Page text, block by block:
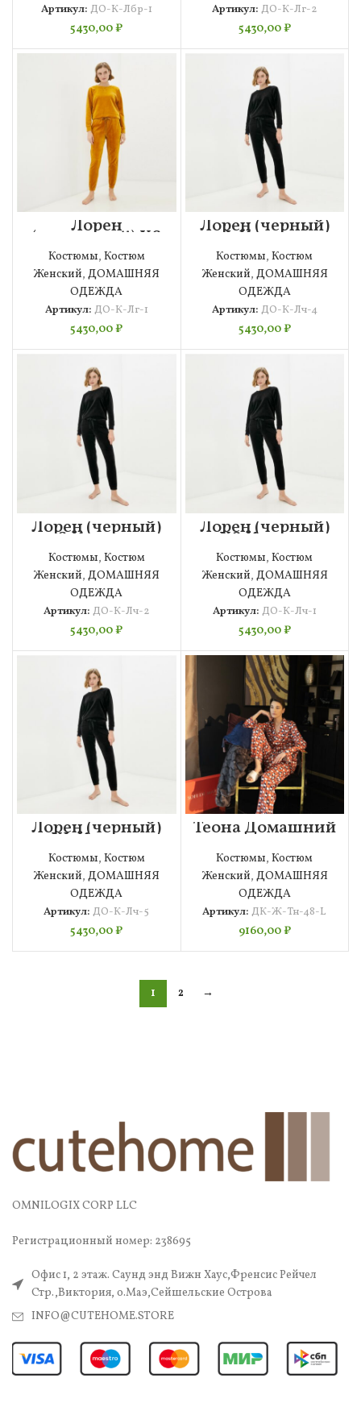
Артикул: ДО-К-Лбр-1
5430,00₽
Артикул: ДО-К-Лг-2
5430,00₽
Лорен
(горчичный) XS
Костюм
велюровый
Костюмы, Костюм
Женский,ДОМАШНЯЯ
ОДЕЖДА
Артикул: ДО-К-Лг-1
5430,00₽
Лорен (черный)
L Костюм
велюровый
Костюмы,Костюм
Женский, ДОМАШНЯЯ
ОДЕЖДА
Артикул: ДО-К-Лч-4
5430,00₽
Лорен (черный)
S Костюм
велюровый
Костюмы, Костюм
Женский,ДОМАШНЯЯ
ОДЕЖДА
Артикул: ДО-К-Лч-2
5430,00₽
Лорен (черный)
XS Костюм
велюровый
Костюмы,Костюм
Женский, ДОМАШНЯЯ
ОДЕЖДА
Артикул: ДО-К-Лч-1
5430,00₽
Лорен (черный)
ХL Костюм
велюровый
Костюмы, Костюм
Женский,ДОМАШНЯЯ
ОДЕЖДА
Артикул:ДО-К-Лч-5
5430,00₽
Теона Домашний
костюм размер
L/48
Костюмы,Костюм
Женский, ДОМАШНЯЯ
ОДЕЖДА
Артикул:ДК-Ж-Тн-48-L
9160,00₽
1 2 →
OMNILOGIX CORP LLC
Регистрационный номер: 238695
Офис 1, 2 этаж. Саунд энд Вижн Хаус,Френсис Рейчел
Стр.,Виктория, о.Маэ,Сейшельские Острова
INFO@CUTEHOME.STORE